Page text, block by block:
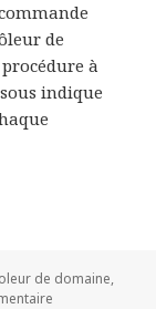
de
à
indique
la
de domaine,